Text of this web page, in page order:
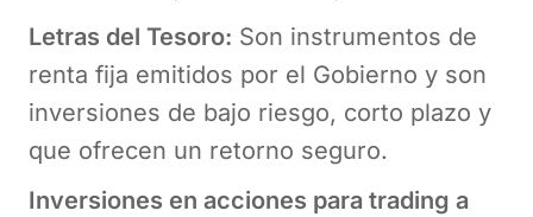
Letras del Tesoro: Son instrumentos de
renta fija emitidos por el Gobierno y son
inversiones de bajo riesgo, corto plazo y
que ofrecen un retorno seguro.
Inversiones en acciones para trading a